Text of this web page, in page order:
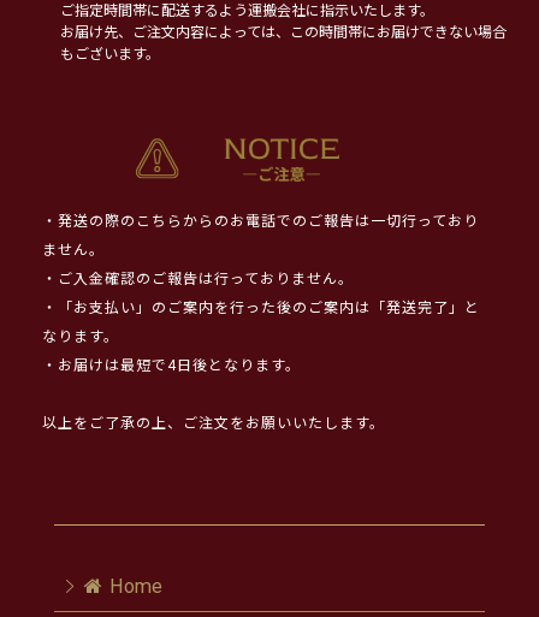
ご指定時間帯に配送するよう運搬会社に指示いたします。
お届け先、ご注文内容によっては、この時間帯にお届けできない場合
もございます。
・発送の際のこちらからのお電話でのご報告は一切行っており
ません。
・ご入金確認のご報告は行っておりません。
・「お支払い」のご案内を行った後のご案内は「発送完了」と
なります。
・お届けは最短で4日後となります。
以上をご了承の上、ご注文をお願いいたします。
Home